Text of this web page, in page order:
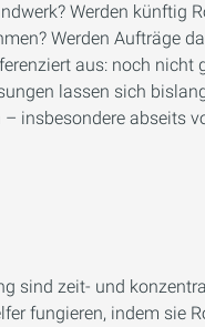
Werden künftig
Werden Aufträge
aus: noch nicht
lassen sich
insbesondere abseits
sind zeit- und
fungieren, indem sie